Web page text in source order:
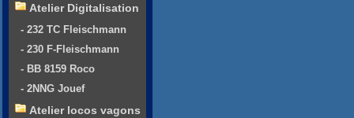
Atelier Digitalisation
- 232 TC Fleischmann
- 230 F-Fleischmann
- BB 8159 Roco
- 2NNG Jouef
Atelier locos vagons